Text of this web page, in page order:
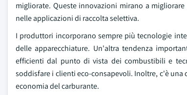
migliorate. Queste innovazioni mirano a
nelle applicazioni di raccolta selettiva.
I produttori incorporano sempre più tecnologie
delle apparecchiature. Un'altra tendenza
efficienti dal punto di vista dei combustibili e
soddisfare i clienti eco-consapevoli. Inoltre, c'è
economia del carburante.